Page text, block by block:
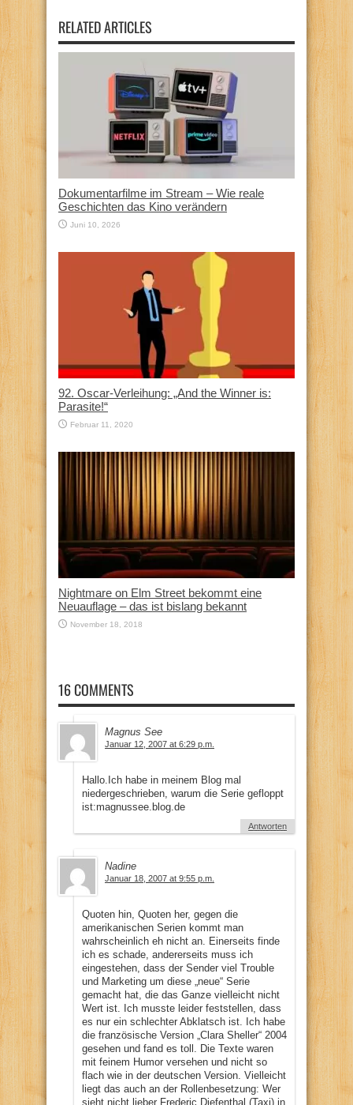
RELATED ARTICLES
Dokumentarfilme im Stream – Wie reale
Geschichten das Kino verändern
Juni 10, 2026
92. Oscar-Verleihung: „And the Winner is:
Parasite!“
Februar 11, 2020
Nightmare on Elm Street bekommt eine
Neuauflage – das ist bislang bekannt
November 18, 2018
16 COMMENTS
Magnus See
Januar 12, 2007 at 6:29 p.m.
Hallo.Ich habe in meinem Blog mal
niedergeschrieben, warum die Serie gefloppt
ist:magnussee.blog.de
Antworten
Nadine
Januar 18, 2007 at 9:55 p.m.
Quoten hin, Quoten her, gegen die
amerikanischen Serien kommt man
wahrscheinlich eh nicht an. Einerseits finde
ich es schade, andererseits muss ich
eingestehen, dass der Sender viel Trouble
und Marketing um diese „neue“ Serie
gemacht hat, die das Ganze vielleicht nicht
Wert ist. Ich musste leider feststellen, dass
es nur ein schlechter Abklatsch ist. Ich habe
die französische Version „Clara Sheller“ 2004
gesehen und fand es toll. Die Texte waren
mit feinem Humor versehen und nicht so
flach wie in der deutschen Version. Vielleicht
liegt das auch an der Rollenbesetzung: Wer
sieht nicht lieber Frederic Diefenthal (Taxi) in